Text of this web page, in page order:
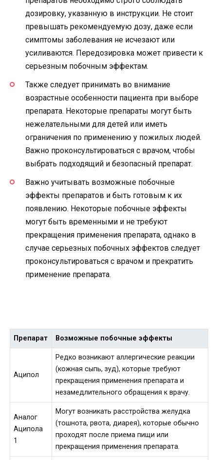
дозировку, указанную в инструкции. Не стоит
превышать рекомендуемую дозу, даже если
симптомы заболевания не исчезают или
усиливаются. Передозировка может привести к
серьезным побочным эффектам.
Также следует принимать во внимание
возрастные особенности пациента при выборе
препарата. Некоторые препараты могут быть
нежелательными для детей или иметь
ограничения по применению у пожилых людей.
Важно проконсультироваться с врачом, чтобы
выбрать подходящий и безопасный препарат.
Важно учитывать возможные побочные
эффекты препаратов и быть готовым к их
появлению. Некоторые побочные эффекты
могут быть временными и не требуют
прекращения применения препарата, однако в
случае серьезных побочных эффектов следует
проконсультироваться с врачом и прекратить
применение препарата.
Препарат Возможные побочные эффекты
Аципол
Редко возникают аллергические реакции
(кожная сыпь, зуд), которые требуют
прекращения применения препарата и
незамедлительного обращения к врачу.
Аналог
Аципола
1
Могут возникать расстройства желудка
(тошнота, рвота, диарея), которые обычно
проходят после приема пищи или
прекращения применения препарата.